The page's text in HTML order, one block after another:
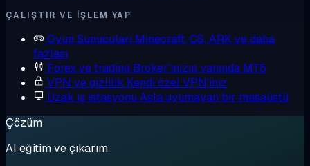
ÇALIŞTIR VE IŞLEM YAP
Oyun Sunucuları Minecraft, CS, ARK ve daha
fazlası
Forex ve trading Broker'ınızın yanında MT5
VPN ve gizlilik Kendi özel VPN'iniz
Uzak iş istasyonu Asla uyumayan bir masaüstü
Çözüm
AI eğitim ve çıkarım